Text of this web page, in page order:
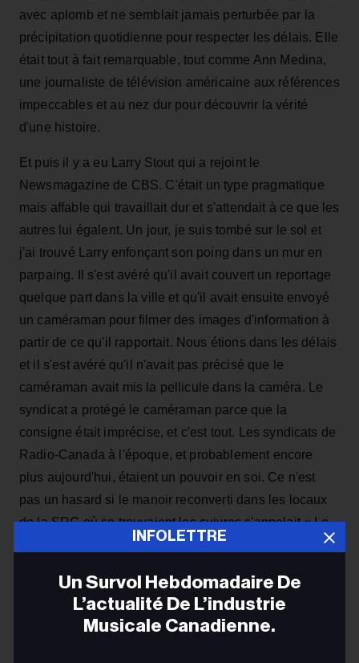
avec aplomb et ne semblait jamais perturbée par la
précipitation quotidienne pour respecter les délais. Elle
était tout à fait remarquable, tout comme Ann Medina,
une journaliste de télévision américaine aux références
impeccables et au nez dur pour découvrir la vérité
d'une histoire.
Et puis il y a eu Larry Stout qui a rejoint le
Newsmagazine de CBS. C'était un type pragmatique
mais affable qui travaillait dur et s'attendait à ce que les
autres lui égalent. Un jour, je suis tombé sur le sol et
j'ai trouvé Larry enfonçant son poing dans un mur en
parpaing. Il s'est avéré qu'il avait couvert un reportage
quelque part dans la ville et qu'il avait ensuite envoyé
un caméraman pour filmer des images d'information à
partir de ce qu'il rapportait. Nous étions dans les délais
et il s'est avéré qu'il n'avait pas précisé que le
caméraman avait mis la pellicule dans la caméra. Le
syndicat a protégé le caméraman parce que la
consigne était imprécise, et c'est tout. Les syndicats de
Radio-Canada à l'époque, et probablement encore
plus aujourd'hui, étaient un pouvoir en soi. Ce n'est
pas un hasard si le manoir reconverti dans les locaux
de la SRC où se trouvaient les cuivres s'appelait « Le
Kremlin ». Les strates et le pouvoir existaient dans tous
ou d'une autre, la nouvelle était rapportée et Knowlton
Nash parvenait à conserver son sourire joyeux chaque
INFOLETTRE
Un Survol Hebdomadaire De
L’actualité De L’industrie
Musicale Canadienne.